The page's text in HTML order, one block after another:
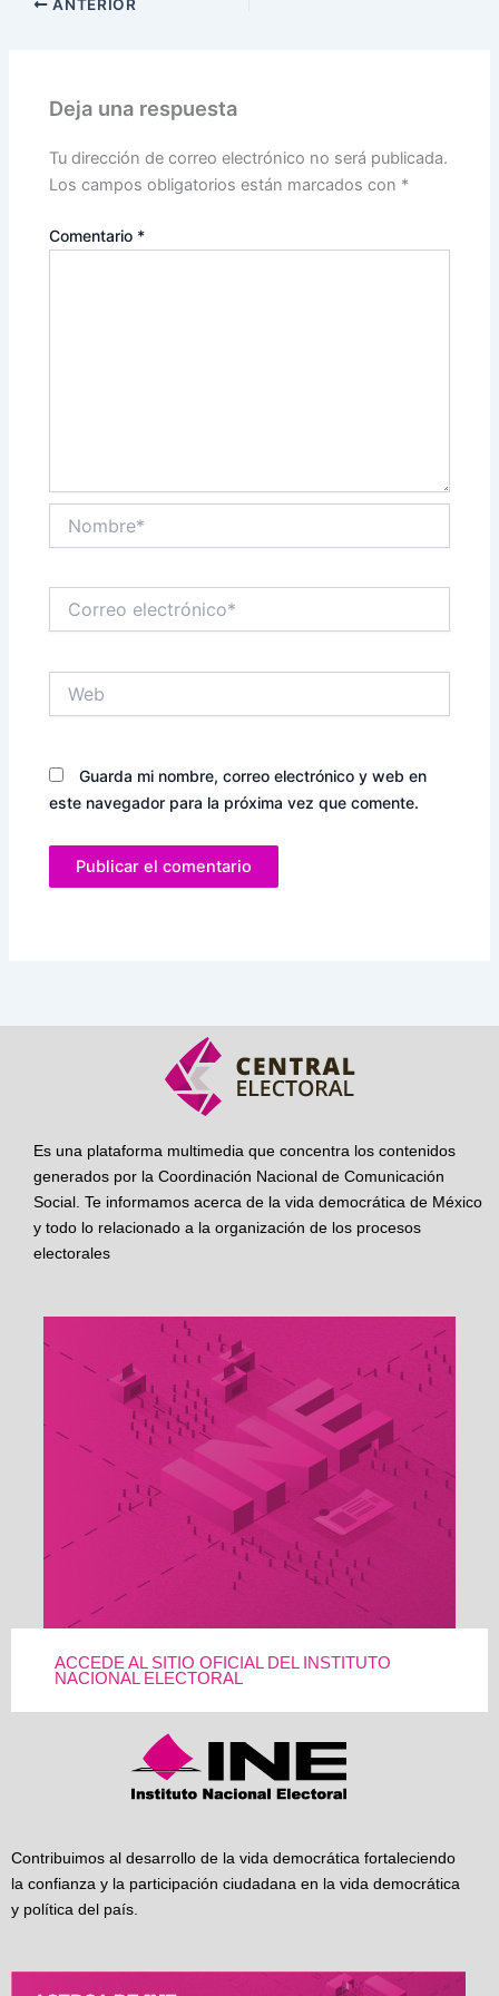
ANTERIOR
Deja una respuesta
Tu dirección de correo electrónico no será publicada.
Los campos obligatorios están marcados con *
Comentario *
electrónico*
Guarda mi nombre, correo electrónico y web en
este navegador para la próxima vez que comente.
Es una plataforma multimedia que concentra los contenidos
generados por la Coordinación Nacional de Comunicación
Social. Te informamos acerca de la vida democrática de México
y todo lo relacionado a la organización de los procesos
electorales
ACCEDE AL SITIO OFICIAL DEL INSTITUTO
NACIONAL ELECTORAL
Contribuimos al desarrollo de la vida democrática fortaleciendo
la confianza y la participación ciudadana en la vida democrática
y política del país.